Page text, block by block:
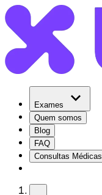
Exames
Quem somos
Blog
FAQ
Consultas Médicas